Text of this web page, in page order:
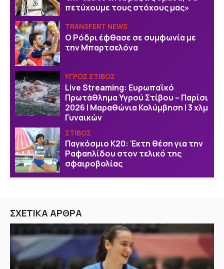
πετύχουμε τους στόχους μας»
TRANSFERT NEWS
O Ρόδρι έφθασε σε συμφωνία με
την Μπαρτσελόνα
ΥΓΡΟΣ ΣΤΙΒΟΣ
Live Streaming: Ευρωπαϊκό
Πρωτάθλημα Υγρού Στίβου – Παρίσι
2026 | Μαραθώνια Κολύμβηση | 3 χλμ
Γυναικών
ΣΤΙΒΟΣ
Παγκόσμιο Κ20: Έκτη θέση για την
Ραφαηλίδου στον τελικό της
σφαιροβολίας
ΣΧΕΤΙΚΑ ΑΡΘΡΑ